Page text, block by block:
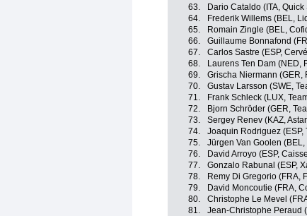
63.
Dario Cataldo (ITA, Quick
64.
Frederik Willems (BEL,
65.
Romain Zingle (BEL,
66.
Guillaume Bonnafond
67.
Carlos Sastre (ESP,
68.
Laurens Ten Dam (NED,
69.
Grischa Niermann (GER,
70.
Gustav Larsson (SWE,
71.
Frank Schleck (LUX,
72.
Bjorn Schröder (GER,
73.
Sergey Renev (KAZ,
74.
Joaquin Rodriguez (ESP,
75.
Jürgen Van Goolen
76.
David Arroyo (ESP,
77.
Gonzalo Rabunal (ESP,
78.
Remy Di Gregorio (FRA,
79.
David Moncoutie (FRA,
80.
Christophe Le Mevel
81.
Jean-Christophe Peraud